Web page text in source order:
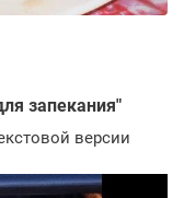
запекания"
версии